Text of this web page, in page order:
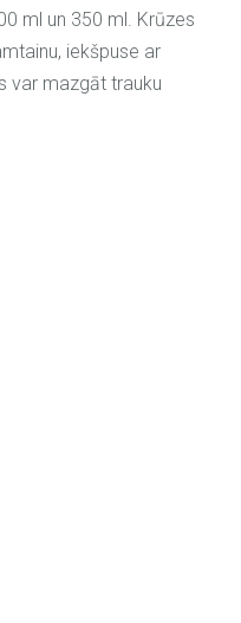
ml un 350 ml. Krūzes
iekšpuse ar
var mazgāt trauku